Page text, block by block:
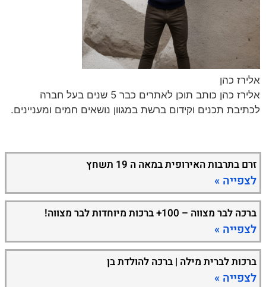
אלירז כהן
אלירז כהן כותב תוכן לאתרים כבר 5 שנים בעל חברה
לכתיבת תכנים וקידום ברשת במגוון נושאים חמים ומעניינים.
זרם בתרבות האירופית במאה ה 19 תשחץ
לצפייה »
ברכה לבר מצווה – 100+ ברכות מיוחדות לבר מצווה!
לצפייה »
ברכות לברית מילה | ברכה להולדת בן
לצפייה »